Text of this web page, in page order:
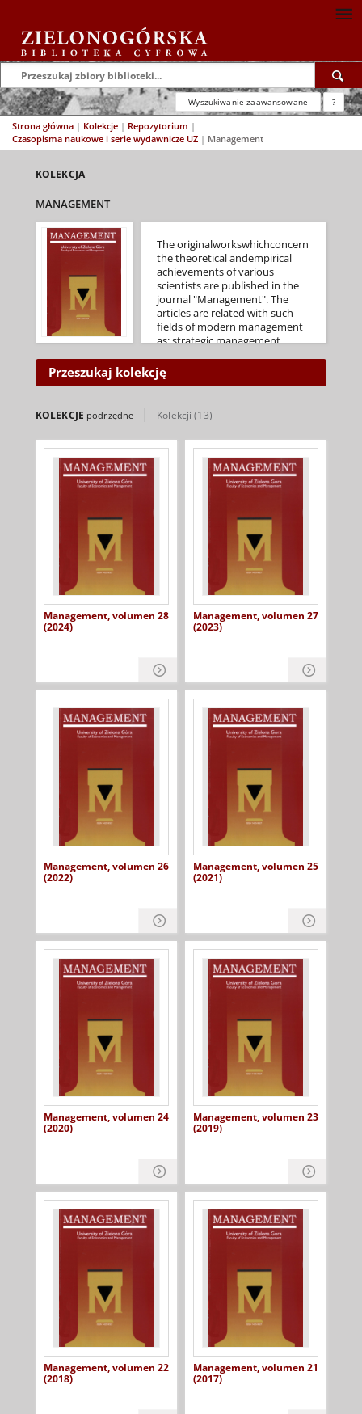
Wyszukiwanie zaawansowane ?
Strona główna | Kolekcje | Repozytorium |
Czasopisma naukowe i serie wydawnicze UZ | Management
KOLEKCJA
MANAGEMENT
The originalworkswhichconcern
the theoretical andempirical
achievements of various
scientists are published in the
journal "Management". The
articles are related with such
fields of modern management
as: strategic management,
resource management,change
management, innovativeness
production andenvironment
management.These works
alsopresent the new
applications of information
technologies in the
management process.
ISSN 1429-9321
Przeszukaj kolekcję
KOLEKCJE podrzędne Kolekcji (13)
Management, volumen 28
(2024)
Management, volumen 27
(2023)
Management, volumen 26
(2022)
Management, volumen 25
(2021)
Management, volumen 24
(2020)
Management, volumen 23
(2019)
Management, volumen 22
(2018)
Management, volumen 21
(2017)